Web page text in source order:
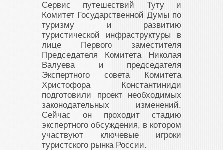
Сервис путешествий Туту и
Комитет Государственной Думы по
туризму и развитию
туристической инфраструктуры в
лице Первого заместителя
Председателя Комитета Николая
Валуева и председателя
Экспертного совета Комитета
Христофора Константиниди
подготовили проект необходимых
законодательных изменений.
Сейчас он проходит стадию
экспертного обсуждения, в котором
участвуют ключевые игроки
туристского рынка России.